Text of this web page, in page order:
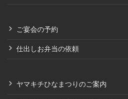
ご宴会の予約
仕出しお弁当の依頼
ヤマキチひなまつりのご案内